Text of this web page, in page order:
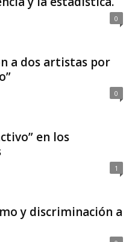
0
a dos artistas por
0
en los
1
y discriminación a